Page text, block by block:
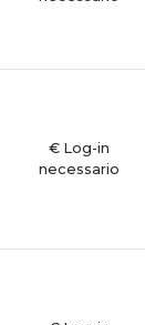
€ Log-in
necessario